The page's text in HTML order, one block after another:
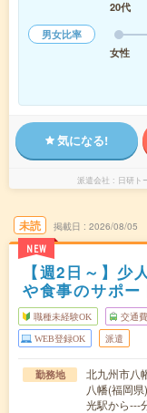
20代
男女比率
女性
気になる!
派遣会社 日研ト
未読
NEW
掲載日 2026/08/05
【週2日～】少
や食事のサポー
職種未経験OK 交通
WEB登録OK 派遣
勤務地
北九州市八
八幡(福岡
光駅から---